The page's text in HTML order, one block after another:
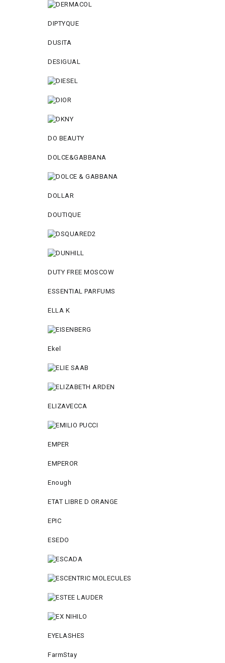
DIPTYQUE
DUSITA
DESIGUAL
DO BEAUTY
DOLCE&GABBANA
DOLLAR
DOUTIQUE
DUTY FREE MOSCOW
ESSENTIAL PARFUMS
ELLA K
Ekel
ELIZAVECCA
EMPER
EMPEROR
Enough
ETAT LIBRE D ORANGE
EPIC
ESEDO
EYELASHES
FarmStay